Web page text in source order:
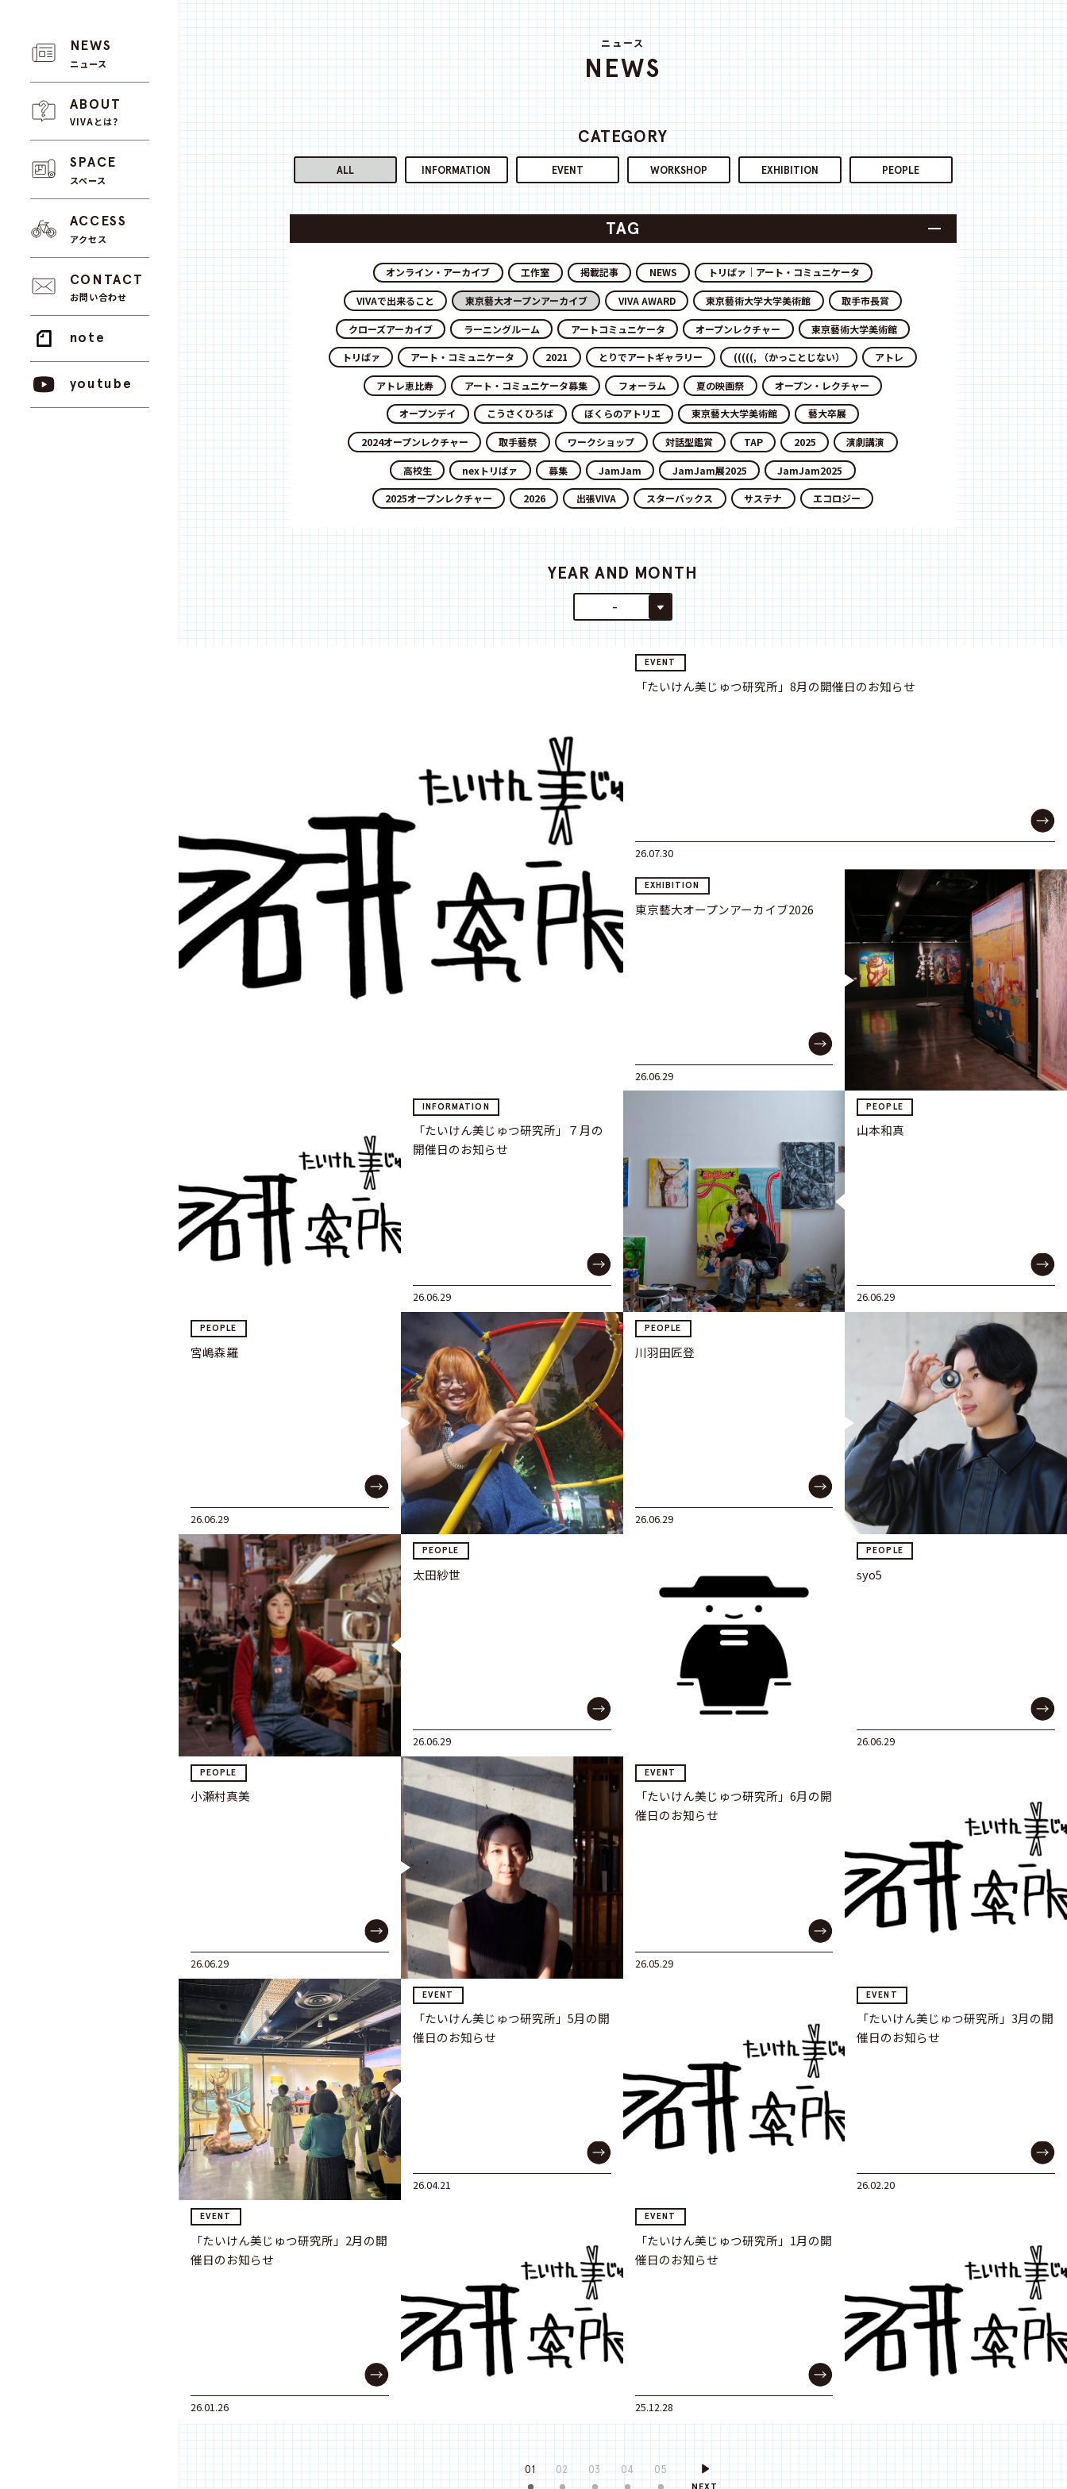
NEWS
ニュース
ABOUT
VIVAとは?
SPACE
スペース
ACCESS
アクセス
CONTACT
お問い合わせ
note
youtube
ニュース
NEWS
CATEGORY
ALL INFORMATION EVENT WORKSHOP EXHIBITION PEOPLE
TAG
オンライン・アーカイブ 工作室 掲載記事 NEWS トリばァ｜アート・コミュニケータ
VIVAで出来ること 東京藝大オープンアーカイブ VIVA AWARD 東京藝術大学大学美術館 取手市長賞
クローズアーカイブ ラーニングルーム アートコミュニケータ オープンレクチャー 東京藝術大学美術館
トリばァ アート・コミュニケータ 2021 とりでアートギャラリー (((((, （かっことじない） アトレ
アトレ恵比寿 アート・コミュニケータ募集 フォーラム 夏の映画祭 オープン・レクチャー
オープンデイ こうさくひろば ぼくらのアトリエ 東京藝大大学美術館 藝大卒展
2024オープンレクチャー 取手藝祭 ワークショップ 対話型鑑賞 TAP 2025 演劇講演
高校生 nexトリばァ 募集 JamJam JamJam展2025 JamJam2025
2025オープンレクチャー 2026 出張VIVA スターバックス サステナ エコロジー
YEAR AND MONTH
-
EVENT
「たいけん美じゅつ研究所」8月の開催日のお知らせ
26.07.30
EXHIBITION
東京藝大オープンアーカイブ2026
26.06.29
INFORMATION
「たいけん美じゅつ研究所」７月の
開催日のお知らせ
26.06.29
PEOPLE
山本和真
26.06.29
PEOPLE
宮嶋森羅
26.06.29
PEOPLE
川羽田匠登
26.06.29
PEOPLE
太田紗世
26.06.29
PEOPLE
syo5
26.06.29
PEOPLE
小瀬村真美
26.06.29
EVENT
「たいけん美じゅつ研究所」6月の開
催日のお知らせ
26.05.29
EVENT
「たいけん美じゅつ研究所」5月の開
催日のお知らせ
26.04.21
EVENT
「たいけん美じゅつ研究所」3月の開
催日のお知らせ
26.02.20
EVENT
「たいけん美じゅつ研究所」2月の開
催日のお知らせ
26.01.26
EVENT
「たいけん美じゅつ研究所」1月の開
催日のお知らせ
25.12.28
01 02 03 04 05
NEXT